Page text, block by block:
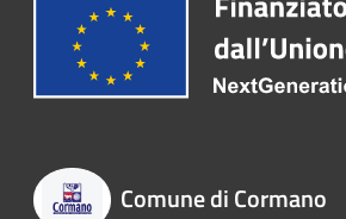
Comune di Cormano